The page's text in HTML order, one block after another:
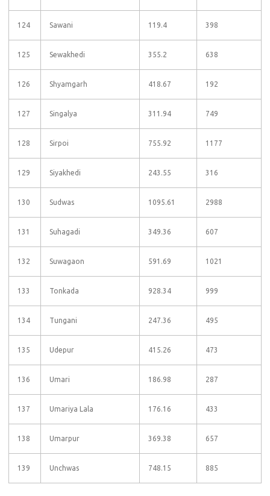
124 Sawani 119.4 398
125 Sewakhedi 355.2 638
126 Shyamgarh 418.67 192
127 Singalya 311.94 749
128 Sirpoi 755.92 1177
129 Siyakhedi 243.55 316
130 Sudwas 1095.61 2988
131 Suhagadi 349.36 607
132 Suwagaon 591.69 1021
133 Tonkada 928.34 999
134 Tungani 247.36 495
135 Udepur 415.26 473
136 Umari 186.98 287
137 Umariya Lala 176.16 433
138 Umarpur 369.38 657
139 Unchwas 748.15 885